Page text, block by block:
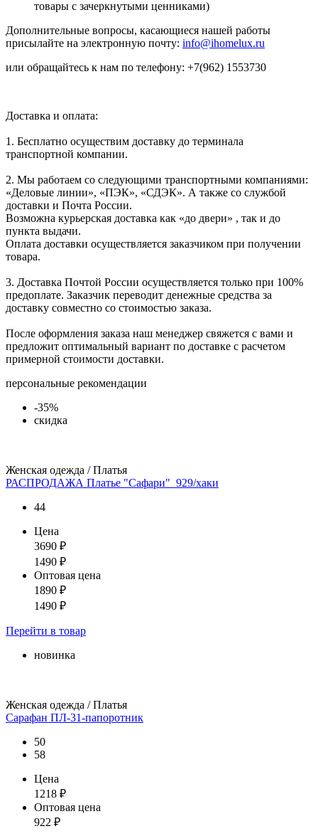
товары с зачеркнутыми ценниками)
Дополнительные вопросы, касающиеся нашей работы
присылайте на электронную почту: info@ihomelux.ru
или обращайтесь к нам по телефону: +7(962) 1553730
Доставка и оплата:
1. Бесплатно осуществим доставку до терминала
транспортной компании.
2. Мы работаем со следующими транспортными компаниями:
«Деловые линии», «ПЭК», «СДЭК». А также со службой
доставки и Почта России.
Возможна курьерская доставка как «до двери» , так и до
пункта выдачи.
Оплата доставки осуществляется заказчиком при получении
товара.
3. Доставка Почтой России осуществляется только при 100%
предоплате. Заказчик переводит денежные средства за
доставку совместно со стоимостью заказа.
После оформления заказа наш менеджер свяжется с вами и
предложит оптимальный вариант по доставке с расчетом
примерной стоимости доставки.
персональные рекомендации
-35%
скидка
Женская одежда / Платья
РАСПРОДАЖА Платье "Сафари"_929/хаки
44
Цена
3690 ₽
1490 ₽
Оптовая цена
1890 ₽
1490 ₽
Перейти в товар
новинка
Женская одежда / Платья
Сарафан ПЛ-31-папоротник
50
58
Цена
1218 ₽
Оптовая цена
922 ₽